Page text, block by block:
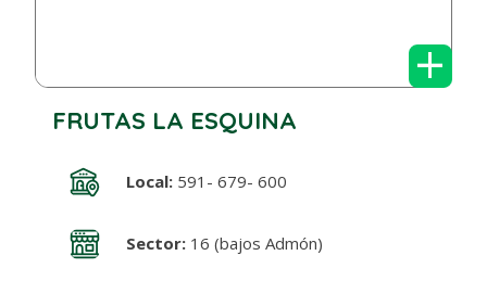
+
FRUTAS LA ESQUINA
Local:591- 679- 600
Sector:16 (bajos Admón)